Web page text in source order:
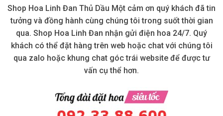
Shop Hoa Linh Đan Thủ Dầu Một cảm ơn quý khách đã tin
tưởng và đồng hành cùng chúng tôi trong suốt thời gian
qua. Shop Hoa Linh Đan nhận gửi điện hoa 24/7. Quý
khách có thể đặt hàng trên web hoặc chat với chúng tôi
qua zalo hoặc khung chat góc trái website để được tư
vấn cụ thể hơn.